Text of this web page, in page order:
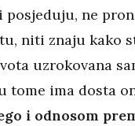
posjeduju, ne
niti znaju kako
uzrokovana
tome ima dosta
i odnosom